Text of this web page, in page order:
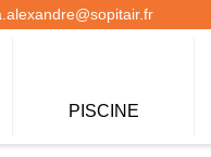
PISCINE